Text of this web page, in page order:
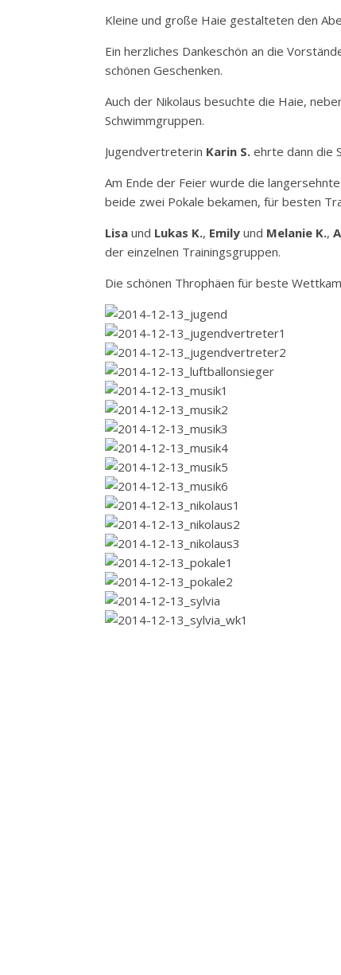
Kleine und große Haie gestalteten den
Ein herzliches Dankeschön an die
schönen Geschenken.
Auch der Nikolaus besuchte die Haie,
Schwimmgruppen.
Jugendvertreterin Karin S. ehrte dann die
Am Ende der Feier wurde die
beide zwei Pokale bekamen, für besten
Lisa und Lukas K., Emily und Melanie K.,
der einzelnen Trainingsgruppen.
Die schönen Throphäen für beste